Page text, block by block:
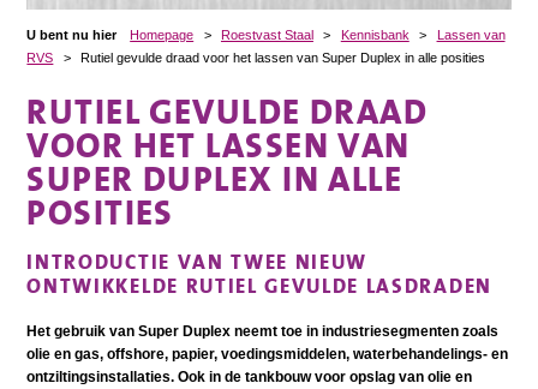
U bent nu hier Homepage > Roestvast Staal > Kennisbank >
Lassen van
RVS
> Rutiel gevulde draad voor het lassen van Super Duplex in alle posities
RUTIEL GEVULDE DRAAD
VOOR HET LASSEN VAN
SUPER DUPLEX IN ALLE
POSITIES
INTRODUCTIE VAN TWEE NIEUW
ONTWIKKELDE RUTIEL GEVULDE LASDRADEN
Het gebruik van Super Duplex neemt toe in industriesegmenten zoals
olie en gas, offshore, papier, voedingsmiddelen, waterbehandelings- en
ontziltingsinstallaties. Ook in de tankbouw voor opslag van olie en